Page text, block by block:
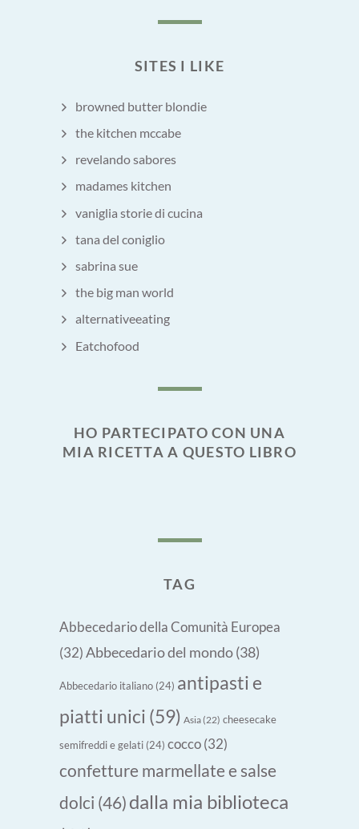
SITES I LIKE
browned butter blondie
the kitchen mccabe
revelando sabores
madames kitchen
vaniglia storie di cucina
tana del coniglio
sabrina sue
the big man world
alternativeeating
Eatchofood
HO PARTECIPATO CON UNA
MIA RICETTA A QUESTO LIBRO
TAG
Abbecedario della Comunità Europea
(32) Abbecedario del mondo(38)
Abbecedario italiano (24) antipasti e
piatti unici (59) Asia(22) cheesecake
semifreddi e gelati (24) cocco (32)
confetture marmellate e salse
dolci (46) dalla mia biblioteca